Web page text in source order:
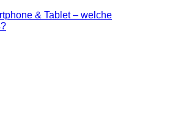
& Tablet – welche